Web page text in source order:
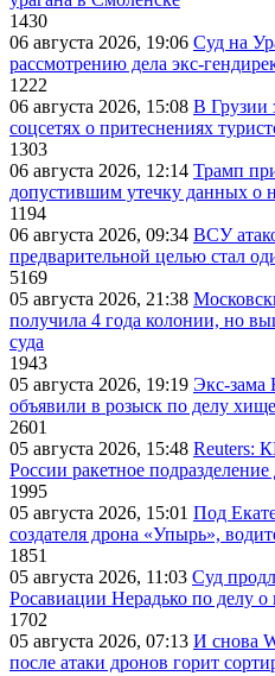
1430
06 августа 2026, 19:06 Суд на
рассмотрению дела экс-
1222
06 августа 2026, 15:08 В Грузии
соцсетях о притеснениях
1303
06 августа 2026, 12:14 Трамп
допустившим утечку данных о
1194
06 августа 2026, 09:34 ВСУ
предварительной целью стал
5169
05 августа 2026, 21:38
получила 4 года колонии, но
суда
1943
05 августа 2026, 19:19 Экс-зама
объявили в розыск по делу
2601
05 августа 2026, 15:48 Reuters:
России ракетное
1995
05 августа 2026, 15:01 Под
создателя дрона «Упырь»,
1851
05 августа 2026, 11:03 Суд
Росавиации Нерадько по делу
1702
05 августа 2026, 07:13 И снова
после атаки дронов горит